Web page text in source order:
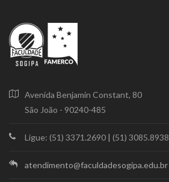
Avenida Benjamin Constant, 80
São João - 90240-485
Ligue: (51) 3371.2690 | (51) 3085.8938
atendimento@faculdadesogipa.edu.br